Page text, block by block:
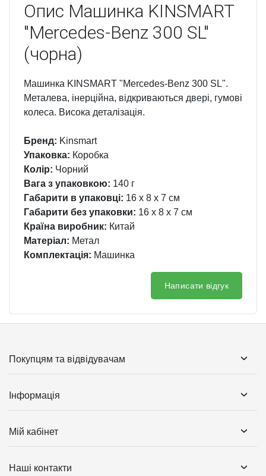
Опис Машинка KINSMART
"Mercedes-Benz 300 SL"
(чорна)
Машинка KINSMART "Mercedes-Benz 300 SL".
Металева, інерційна, відкриваються двері, гумові
колеса. Висока деталізація.
Бренд: Kinsmart
Упаковка: Коробка
Колір: Чорний
Вага з упаковкою: 140 г
Габарити в упаковці: 16 x 8 x 7 см
Габарити без упаковки: 16 x 8 x 7 см
Країна виробник: Китай
Матеріал: Метал
Комплектація: Машинка
Написати відгук
Покупцям та відвідувачам
Інформація
Мій кабінет
Наші контакти